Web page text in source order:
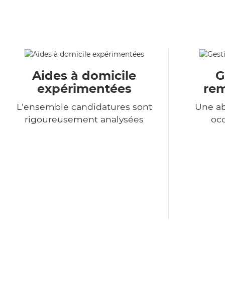
Aides à domicile
expérimentées
L'ensemble candidatures sont
rigoureusement analysées
Une